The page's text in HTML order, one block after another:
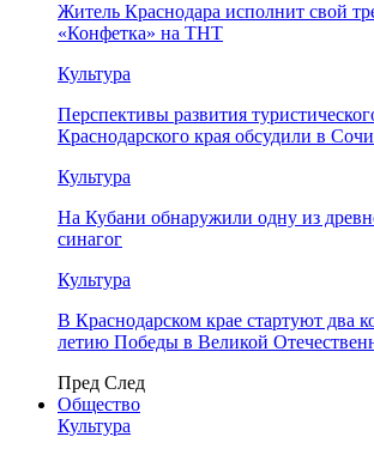
Житель Краснодара исполнит свой
«Конфетка» на ТНТ
Культура
Перспективы развития
Краснодарского края обсудили в Сочи
Культура
На Кубани обнаружили одну из
синагог
Культура
В Краснодарском крае стартуют два
летию Победы в Великой
Пред След
Общество
Культура